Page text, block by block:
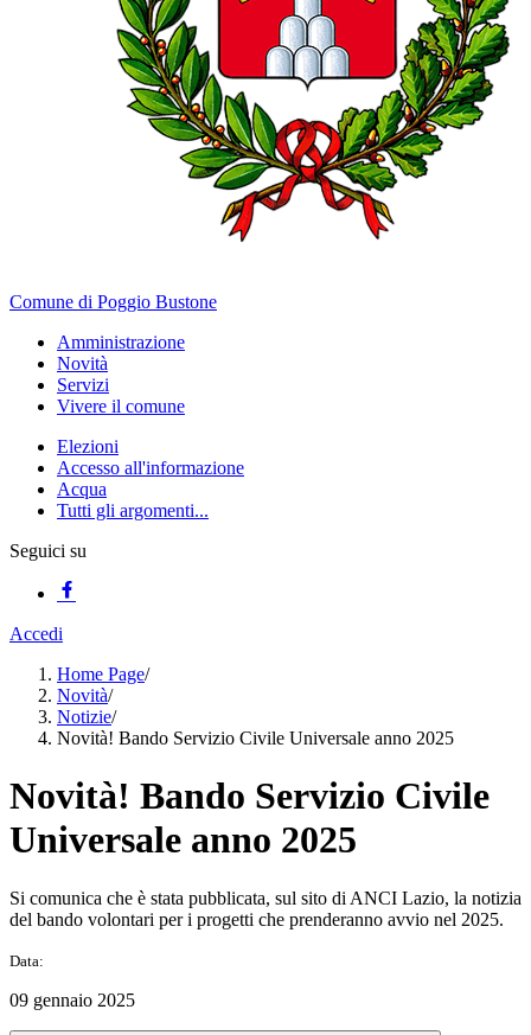
Comune di Poggio Bustone
Amministrazione
Novità
Servizi
Vivere il comune
Elezioni
Accesso all'informazione
Acqua
Tutti gli argomenti...
Seguici su
Accedi
Home Page/
Novità/
Notizie/
Novità! Bando Servizio Civile Universale anno 2025
Novità! Bando Servizio Civile
Universale anno 2025
Si comunica che è stata pubblicata, sul sito di ANCI Lazio, la notizia
del bando volontari per i progetti che prenderanno avvio nel 2025.
Data:
09 gennaio 2025